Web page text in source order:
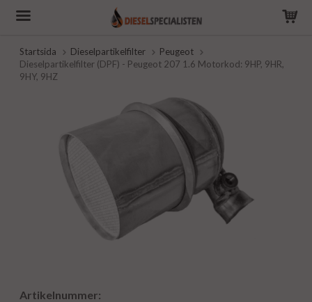
Startsida Dieselpartikelfilter
Peugeot
Dieselpartikelfilter (DPF) - Peugeot 207 1.6 Motorkod: 9HP, 9HR,
9HY, 9HZ
Artikelnummer: